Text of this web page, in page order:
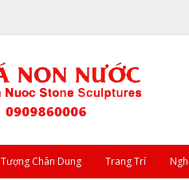
Tượng Chân Dung Trang Trí